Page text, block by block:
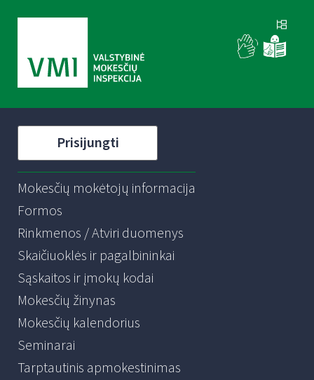
Prisijungti
Mokesčių mokėtojų informacija
Formos
Rinkmenos / Atviri duomenys
Skaičiuoklės ir pagalbininkai
Sąskaitos ir įmokų kodai
Mokesčių žinynas
Mokesčių kalendorius
Seminarai
Tarptautinis apmokestinimas